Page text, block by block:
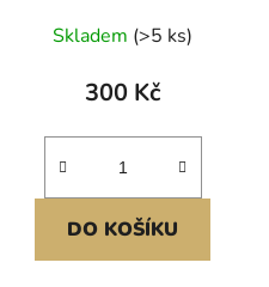
Skladem (>5 ks)
300 Kč
DO KOŠÍKU